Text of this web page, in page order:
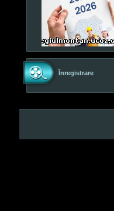
Înregistrare